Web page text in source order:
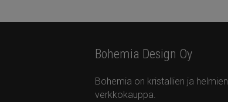
Bohemia Design Oy
Bohemia on kristallien ja helmien
verkkokauppa.